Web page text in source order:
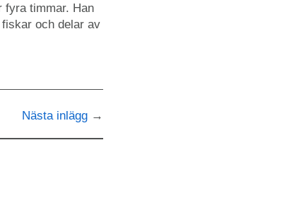
fyra timmar. Han
och delar av
Nästa inlägg